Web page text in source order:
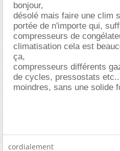
bonjour,
désolé mais faire une clim
portée de n'importe qui,
compresseurs de
climatisation cela est
ça,
compresseurs différents
de cycles, pressostats
moindres, sans une solide
cordialement